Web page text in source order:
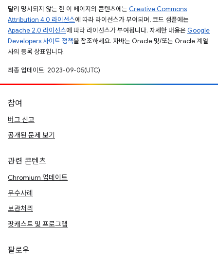
달리 명시되지 않는 한 이 페이지의 콘텐츠에는 Creative Commons
Attribution 4.0 라이선스에 따라 라이선스가 부여되며, 코드 샘플에는
Apache 2.0 라이선스에 따라 라이선스가 부여됩니다. 자세한 내용은 Google
Developers 사이트 정책을 참조하세요. 자바는 Oracle 및/또는 Oracle 계열
사의 등록 상표입니다.
최종 업데이트: 2023-09-05(UTC)
참여
버그 신고
공개된 문제 보기
관련 콘텐츠
Chromium 업데이트
우수사례
보관처리
팟캐스트 및 프로그램
팔로우